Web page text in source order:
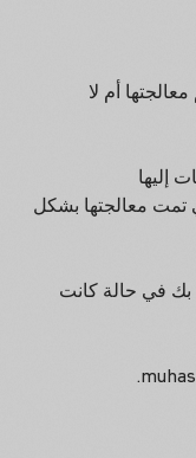
أم لا
إليها
تمت معالجتها بشكل
بك في حالة كانت